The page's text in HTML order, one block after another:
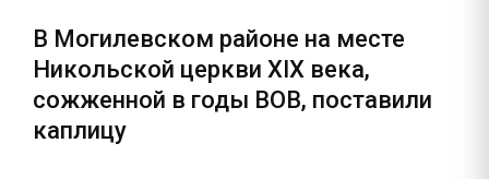
В Могилевском районе на месте
Никольской церкви XIX века,
сожженной в годы ВОВ, поставили
каплицу